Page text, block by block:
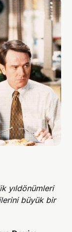
yıldönümleri
büyük bir